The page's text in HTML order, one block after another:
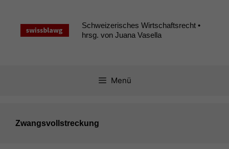
springen
Schweizerisches Wirtschaftsrecht •
hrsg. von Juana Vasella
Menü
Zwangsvollstreckung